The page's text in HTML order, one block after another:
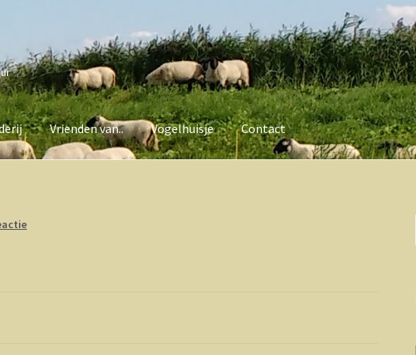
Vrienden van.. Vogelhuisje Contact